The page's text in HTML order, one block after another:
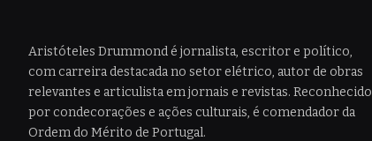
Aristóteles Drummond é jornalista, escritor e político,
com carreira destacada no setor elétrico, autor de obras
relevantes e articulista em jornais e revistas. Reconhecido
por condecorações e ações culturais, é comendador da
Ordem do Mérito de Portugal.